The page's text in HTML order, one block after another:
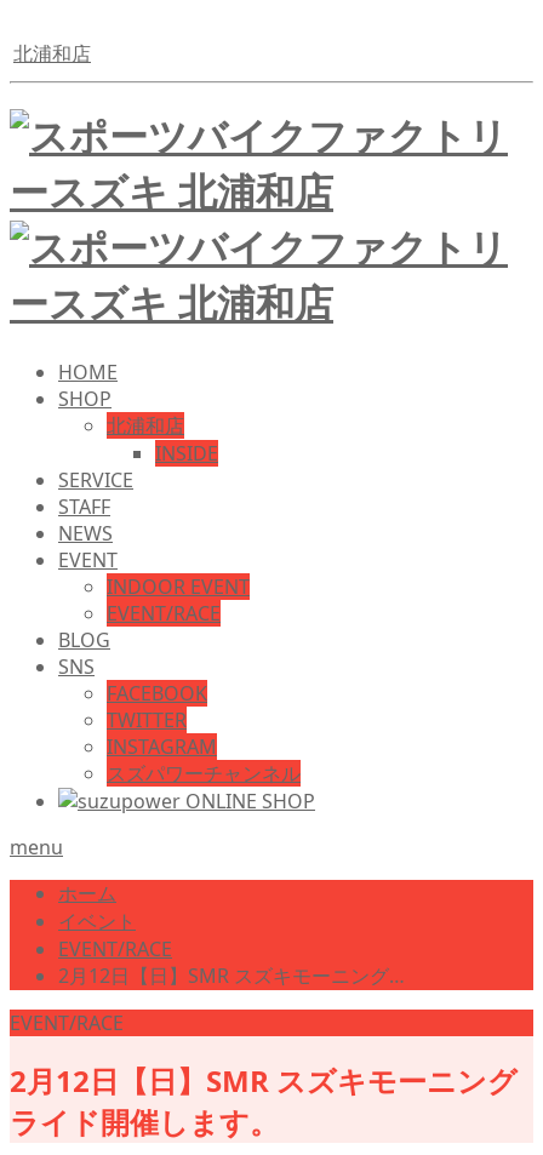
北浦和店
HOME
SHOP
北浦和店
INSIDE
SERVICE
STAFF
NEWS
EVENT
INDOOR EVENT
EVENT/RACE
BLOG
SNS
FACEBOOK
TWITTER
INSTAGRAM
スズパワーチャンネル
menu
ホーム
イベント
EVENT/RACE
2月12日【日】SMR スズキモーニング…
EVENT/RACE
2月12日【日】SMR スズキモーニング
ライド開催します。